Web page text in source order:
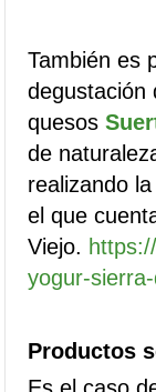
También es
degustación
quesos
de
realizando
el que
Viejo.
yogur-
Productos